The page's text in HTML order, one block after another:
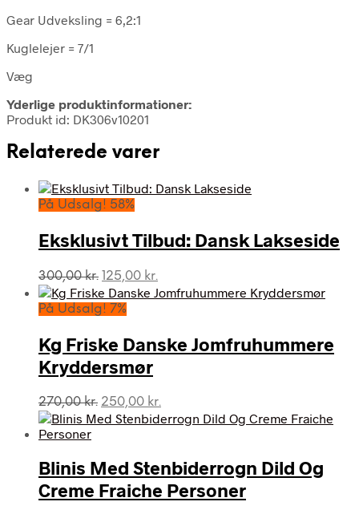
Gear Udveksling = 6,2:1
Kuglelejer = 7/1
Væg
Yderlige produktinformationer:
Produkt id: DK306v10201
Relaterede varer
På Udsalg! 58%
Eksklusivt Tilbud: Dansk Lakseside
300,00kr. Den
oprindelige
pris
300,00 kr..
125,00 kr.
aktuelle
125,00 kr..
På Udsalg! 7%
Kg Friske Danske Jomfruhummere
Kryddersmør
270,00kr. Den
oprindelige
270,00 kr..
250,00 kr.
aktuelle
250,00 kr..
Blinis Med Stenbiderrogn Dild Og
Creme Fraiche Personer